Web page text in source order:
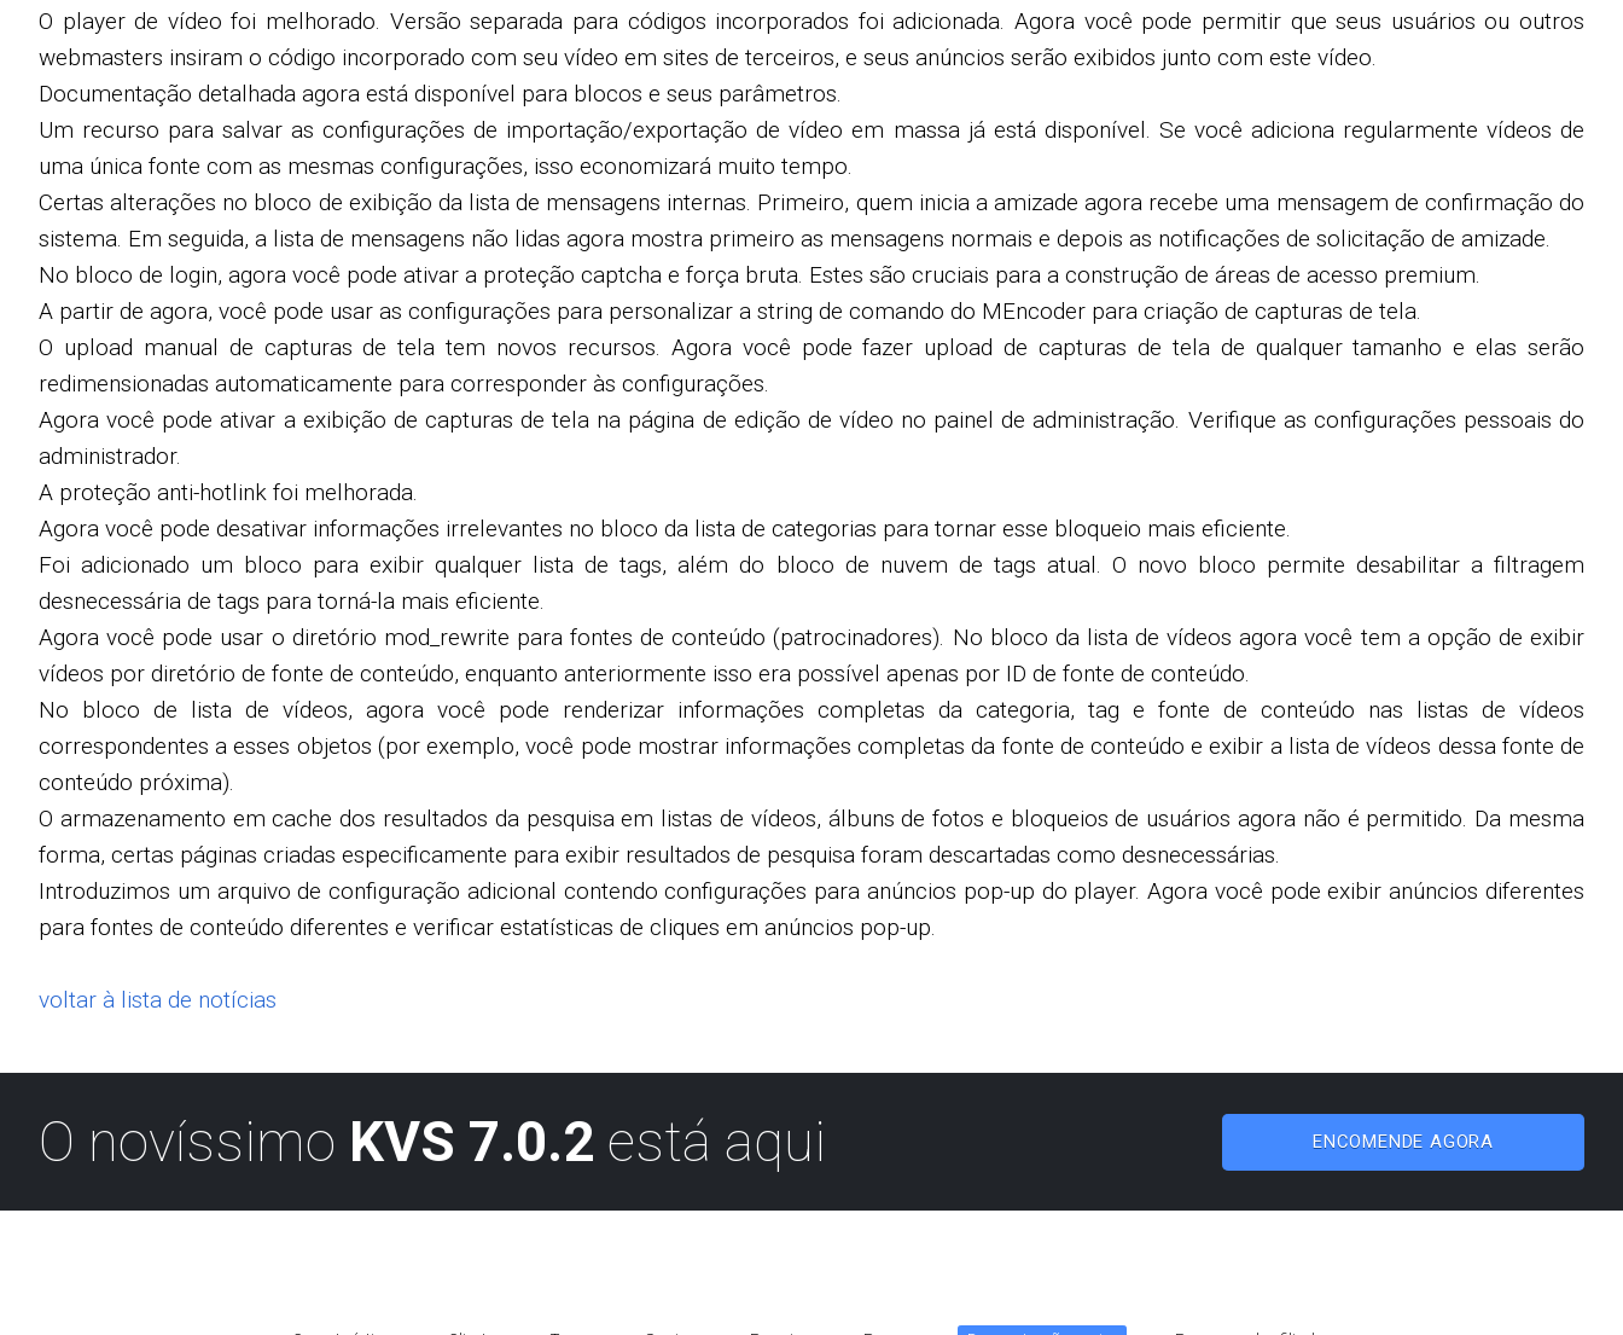
O player de vídeo foi melhorado. Versão separada para códigos incorporados foi adicionada. Agora você pode permitir que seus usuários ou outros
webmasters insiram o código incorporado com seu vídeo em sites de terceiros, e seus anúncios serão exibidos junto com este vídeo.
Documentação detalhada agora está disponível para blocos e seus parâmetros.
Um recurso para salvar as configurações de importação/exportação de vídeo em massa já está disponível. Se você adiciona regularmente vídeos de
uma única fonte com as mesmas configurações, isso economizará muito tempo.
Certas alterações no bloco de exibição da lista de mensagens internas. Primeiro, quem inicia a amizade agora recebe uma mensagem de confirmação do
sistema. Em seguida, a lista de mensagens não lidas agora mostra primeiro as mensagens normais e depois as notificações de solicitação de amizade.
No bloco de login, agora você pode ativar a proteção captcha e força bruta. Estes são cruciais para a construção de áreas de acesso premium.
A partir de agora, você pode usar as configurações para personalizar a string de comando do MEncoder para criação de capturas de tela.
O upload manual de capturas de tela tem novos recursos. Agora você pode fazer upload de capturas de tela de qualquer tamanho e elas serão
redimensionadas automaticamente para corresponder às configurações.
Agora você pode ativar a exibição de capturas de tela na página de edição de vídeo no painel de administração. Verifique as configurações pessoais do
administrador.
A proteção anti-hotlink foi melhorada.
Agora você pode desativar informações irrelevantes no bloco da lista de categorias para tornar esse bloqueio mais eficiente.
Foi adicionado um bloco para exibir qualquer lista de tags, além do bloco de nuvem de tags atual. O novo bloco permite desabilitar a filtragem
desnecessária de tags para torná-la mais eficiente.
Agora você pode usar o diretório mod_rewrite para fontes de conteúdo (patrocinadores). No bloco da lista de vídeos agora você tem a opção de exibir
vídeos por diretório de fonte de conteúdo, enquanto anteriormente isso era possível apenas por ID de fonte de conteúdo.
No bloco de lista de vídeos, agora você pode renderizar informações completas da categoria, tag e fonte de conteúdo nas listas de vídeos
correspondentes a esses objetos (por exemplo, você pode mostrar informações completas da fonte de conteúdo e exibir a lista de vídeos dessa fonte de
conteúdo próxima).
O armazenamento em cache dos resultados da pesquisa em listas de vídeos, álbuns de fotos e bloqueios de usuários agora não é permitido. Da mesma
forma, certas páginas criadas especificamente para exibir resultados de pesquisa foram descartadas como desnecessárias.
Introduzimos um arquivo de configuração adicional contendo configurações para anúncios pop-up do player. Agora você pode exibir anúncios diferentes
para fontes de conteúdo diferentes e verificar estatísticas de cliques em anúncios pop-up.
voltar à lista de notícias
O novíssimo KVS 7.0.2 está aqui ENCOMENDE AGORA